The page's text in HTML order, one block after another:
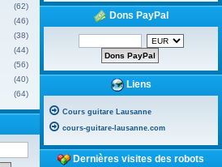
(62)
(46)
(38)
(44)
(56)
(40)
(64)
Dons PayPal
Liens
Cours guitare Lausanne
cours-guitare-lausanne.com
Dernières visites des robots